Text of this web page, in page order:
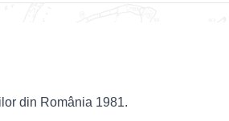
din România 1981.